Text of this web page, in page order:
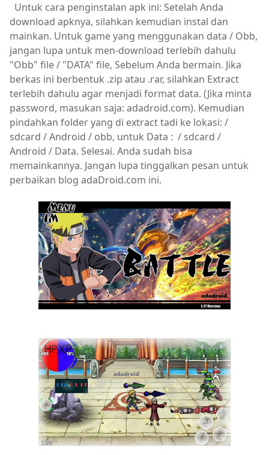
Untuk cara penginstalan apk ini: Setelah Anda
download apknya, silahkan kemudian instal dan
mainkan. Untuk game yang menggunakan data / Obb,
jangan lupa untuk men-download terlebih dahulu
"Obb" file / "DATA" file, Sebelum Anda bermain. Jika
berkas ini berbentuk .zip atau .rar, silahkan Extract
terlebih dahulu agar menjadi format data. (Jika minta
password, masukan saja: adadroid.com). Kemudian
pindahkan folder yang di extract tadi ke lokasi: /
sdcard / Android / obb, untuk Data : / sdcard /
Android / Data. Selesai. Anda sudah bisa
memainkannya. Jangan lupa tinggalkan pesan untuk
perbaikan blog adaDroid.com ini.